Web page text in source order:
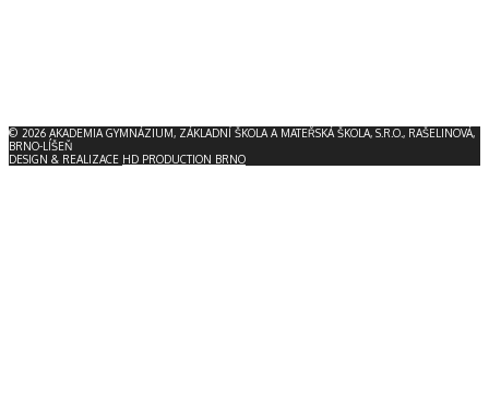
© 2026 AKADEMIA GYMNÁZIUM, ZÁKLADNÍ ŠKOLA A MATEŘSKÁ ŠKOLA, S.R.O., RAŠELINOVÁ,
BRNO-LÍŠEŇ
DESIGN & REALIZACE HD PRODUCTION BRNO